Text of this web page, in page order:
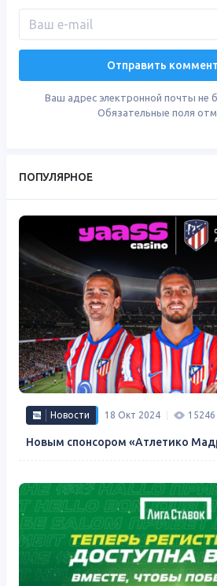
Ваш адрес электронной почты не
Обязательные поля
ПОПУЛЯРНОЕ
Новости 18 Окт 2024 15246
Новым спонсором «Атлетико